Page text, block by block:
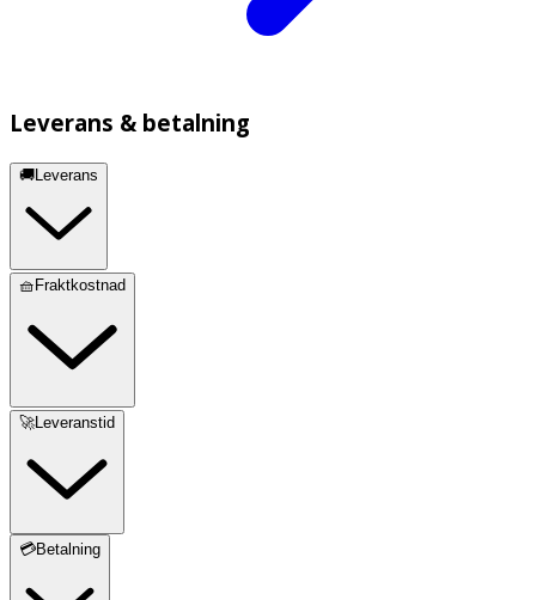
Leverans & betalning
🚚Leverans
🧺Fraktkostnad
🚀Leveranstid
💳Betalning